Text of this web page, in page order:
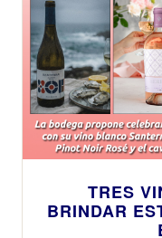
TRES
BRINDAR